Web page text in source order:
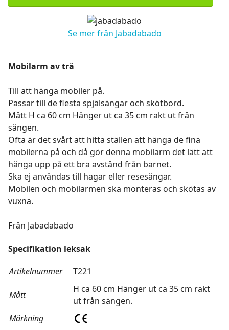
Se mer från Jabadabado
Mobilarm av trä
Till att hänga mobiler på.
Passar till de flesta spjälsängar och skötbord.
Mått H ca 60 cm Hänger ut ca 35 cm rakt ut från
sängen.
Ofta är det svårt att hitta ställen att hänga de fina
mobilerna på och då gör denna mobilarm det lätt att
hänga upp på ett bra avstånd från barnet.
Ska ej användas till hagar eller resesängar.
Mobilen och mobilarmen ska monteras och skötas av
vuxna.
Från Jabadabado
Specifikation leksak
Artikelnummer
T221
Mått
H ca 60 cm Hänger ut ca 35 cm rakt
ut från sängen.
Märkning